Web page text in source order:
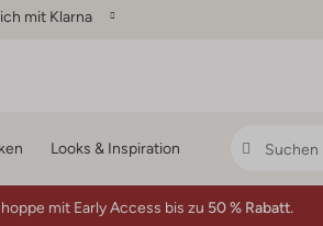
mit Klarna
Looks & Inspiration
mit Early Access bis zu 50 % Rabatt.